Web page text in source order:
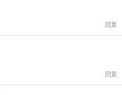
回复
回复